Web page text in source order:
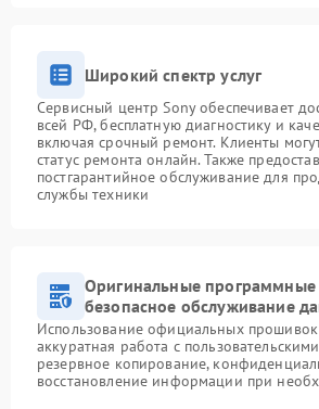
Широкий спектр услуг
Сервисный центр Sony обеспечивает
всей РФ, бесплатную диагностику и
включая срочный ремонт. Клиенты
статус ремонта онлайн. Также
постгарантийное обслуживание для
службы техники
Оригинальные
безопасное обслуживание
Использование официальных
аккуратная работа с
резервное копирование,
восстановление информации при